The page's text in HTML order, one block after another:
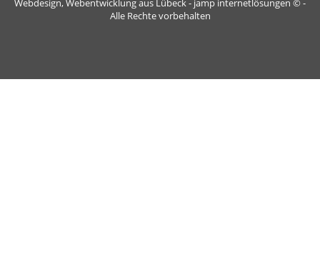
Webdesign, Webentwicklung aus Lübeck - jamp internetlösungen © -
Alle Rechte vorbehalten